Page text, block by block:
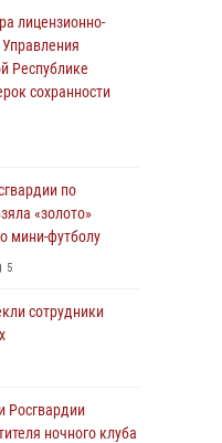
лицензионно-
Республике
сохранности
по
«золото»
мини-футболу
5
сотрудники
Росгвардии
ночного клуба